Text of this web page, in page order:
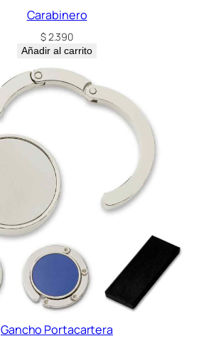
Carabinero
$2.390
Añadir al carrito
Gancho Portacartera